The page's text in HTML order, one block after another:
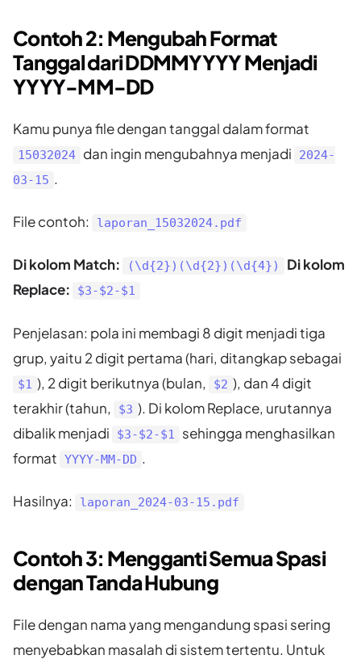
Contoh 2: Mengubah Format
Tanggal dari DDMMYYYY Menjadi
YYYY-MM-DD
Kamu punya file dengan tanggal dalam format
15032024 dan ingin mengubahnya menjadi
2024-
03-15 .
File contoh: laporan_15032024.pdf
Di kolom Match: (\d{2})(\d{2})(\d{4})
Di kolom
Replace:
$3-$2-$1
Penjelasan: pola ini membagi 8 digit menjadi tiga
grup, yaitu 2 digit pertama (hari, ditangkap sebagai
$1 ), 2 digit berikutnya (bulan, $2 ), dan 4 digit
terakhir (tahun,
$3 ). Di kolom Replace, urutannya
dibalik menjadi
$3-$2-$1
sehingga menghasilkan
format YYYY-MM-DD .
Hasilnya: laporan_2024-03-15.pdf
Contoh 3: Mengganti Semua Spasi
dengan Tanda Hubung
File dengan nama yang mengandung spasi sering
menyebabkan masalah di sistem tertentu. Untuk